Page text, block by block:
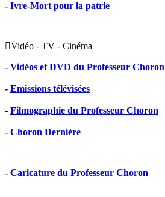
- Ivre-Mort pour la patrie
Vidéo - TV - Cinéma
- Vidéos et DVD du Professeur Choron
- Emissions télévisées
- Filmographie du Professeur Choron
- Choron Dernière
- Caricature du Professeur Choron